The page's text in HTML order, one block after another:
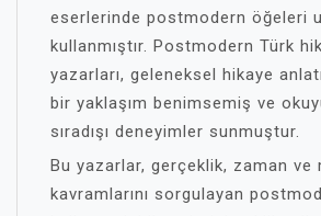
eserlerinde postmodern öğeleri
kullanmıştır. Postmodern Türk
yazarları, geleneksel hikaye
bir yaklaşım benimsemiş ve
sıradışı deneyimler sunmuştur.
Bu yazarlar, gerçeklik, zaman ve
kavramlarını sorgulayan